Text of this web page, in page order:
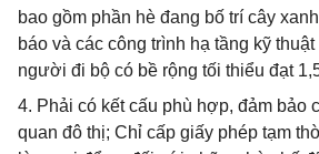
bao gồm phần hè đang bố trí cây
báo và các công trình hạ tầng kỹ
người đi bộ có bề rộng tối thiểu đạt
4. Phải có kết cấu phù hợp, đảm bảo
quan đô thị; Chỉ cấp giấy phép tạm